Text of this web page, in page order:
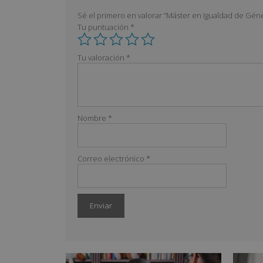
Sé el primero en valorar “Máster en Igualdad de
Tu puntuación *
Tu valoración *
Nombre *
Correo electrónico *
t